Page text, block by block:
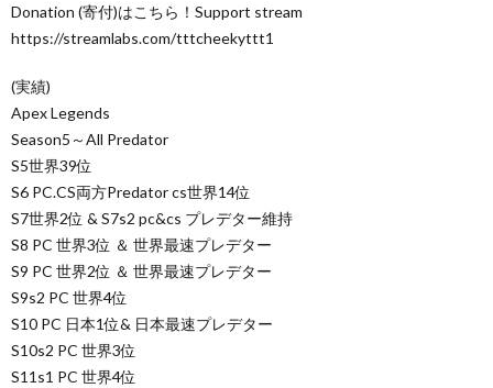
Donation (寄付)はこちら！Support stream
https://streamlabs.com/tttcheekyttt1
(実績)
Apex Legends
Season5～All Predator
S5世界39位
S6 PC.CS両方Predator cs世界14位
S7世界2位 & S7s2 pc&cs プレデター維持
S8 PC 世界3位 ＆ 世界最速プレデター
S9 PC 世界2位 ＆ 世界最速プレデター
S9s2 PC 世界4位
S10 PC 日本1位& 日本最速プレデター
S10s2 PC 世界3位
S11s1 PC 世界4位